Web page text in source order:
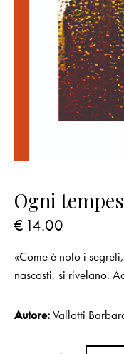
Ogni
€ 14.00
«Come è noto i
nascosti, si rivelano.
Autore:Vallotti